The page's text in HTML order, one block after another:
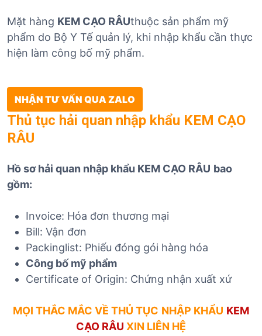
Mặt hàng KEM CẠO RÂUthuộc sản phẩm mỹ
phẩm do Bộ Y Tế quản lý, khi nhập khẩu cần thực
hiện làm công bố mỹ phẩm.
NHẬN TƯ VẤN QUA ZALO
Thủ tục hải quan nhập khẩu KEM CẠO
RÂU
Hồ sơ hải quan nhập khẩu KEM CẠO RÂU bao
gồm:
Invoice: Hóa đơn thương mại
Bill: Vận đơn
Packinglist: Phiếu đóng gói hàng hóa
Công bố mỹ phẩm
Certificate of Origin: Chứng nhận xuất xứ
MỌI THẮC MẮC VỀ THỦ TỤC NHẬP KHẨU KEM
CẠO RÂU XIN LIÊN HỆ